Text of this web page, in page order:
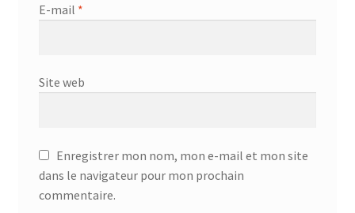
E-mail *
Site web
Enregistrer mon nom, mon e-mail et mon site
dans le navigateur pour mon prochain
commentaire.